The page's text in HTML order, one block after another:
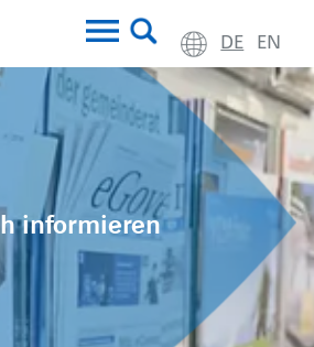
DE EN
informieren